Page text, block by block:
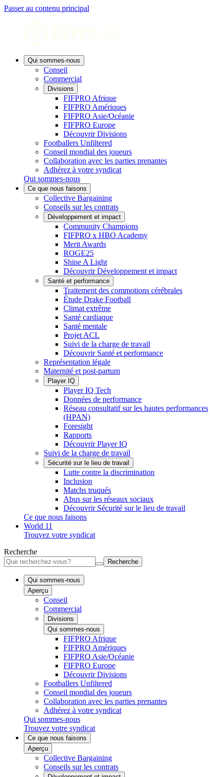
Passer au contenu principal
Qui sommes-nous
Conseil
Commercial
Divisions
FIFPRO Afrique
FIFPRO Amériques
FIFPRO Asie/Océanie
FIFPRO Europe
Découvrir Divisions
Footballers Unfiltered
Conseil mondial des joueurs
Collaboration avec les parties prenantes
Adhérez à votre syndicat
Qui sommes-nous
Ce que nous faisons
Collective Bargaining
Conseils sur les contrats
Développement et impact
Community Champions
FIFPRO x HBO Academy
Merit Awards
ROGE25
Shine A Light
Découvrir Développement et impact
Santé et performance
Traitement des commotions cérébrales
Étude Drake Football
Climat extrême
Santé cardiaque
Santé mentale
Projet ACL
Suivi de la charge de travail
Découvrir Santé et performance
Représentation légale
Maternité et post-partum
Player IQ
Player IQ Tech
Données de performance
Réseau consultatif sur les hautes performances
(HPAN)
Foresight
Rapports
Découvrir Player IQ
Suivi de la charge de travail
Sécurité sur le lieu de travail
Lutte contre la discrimination
Inclusion
Matchs truqués
Abus sur les réseaux sociaux
Découvrir Sécurité sur le lieu de travail
Ce que nous faisons
World 11
Trouvez votre syndicat
Recherche
Recherche
Qui sommes-nous
Aperçu
Conseil
Commercial
Divisions
Qui sommes-nous
FIFPRO Afrique
FIFPRO Amériques
FIFPRO Asie/Océanie
FIFPRO Europe
Découvrir Divisions
Footballers Unfiltered
Conseil mondial des joueurs
Collaboration avec les parties prenantes
Adhérez à votre syndicat
Qui sommes-nous
Trouvez votre syndicat
Ce que nous faisons
Aperçu
Collective Bargaining
Conseils sur les contrats